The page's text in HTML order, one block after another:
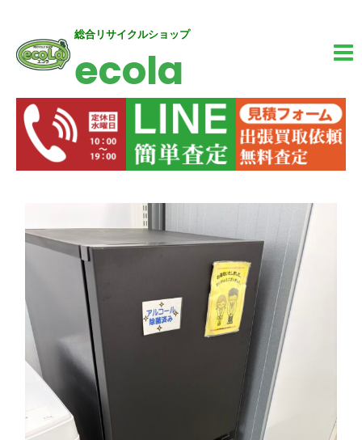
総合リサイクルショップ
ecola
稿
ナ
ー
ョ